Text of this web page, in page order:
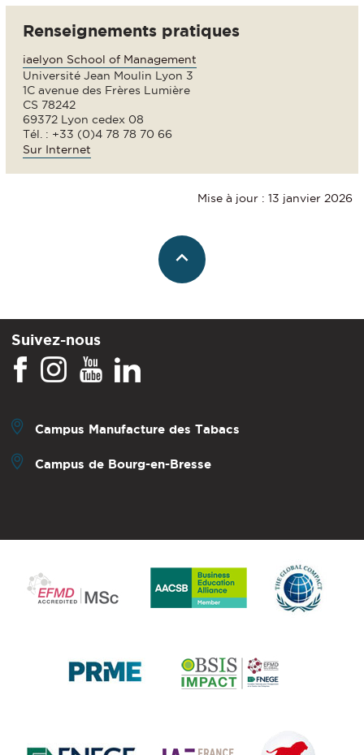
Renseignements pratiques
iaelyon School of Management
Université Jean Moulin Lyon 3
1C avenue des Frères Lumière
CS 78242
69372 Lyon cedex 08
Tél. : +33 (0)4 78 78 70 66
Sur Internet
Mise à jour : 13 janvier 2026
Suivez-nous
Campus Manufacture des Tabacs
Campus de Bourg-en-Bresse